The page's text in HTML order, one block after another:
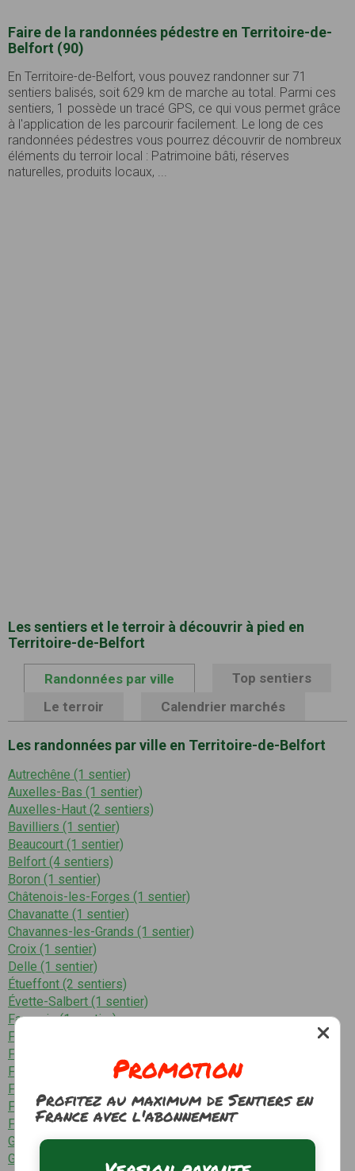
Faire de la randonnées pédestre en Territoire-de-
Belfort (90)
En Territoire-de-Belfort, vous pouvez randonner sur 71
sentiers balisés, soit 629 km de marche au total. Parmi ces
sentiers, 1 possède un tracé GPS, ce qui vous permet grâce
à l'application de les parcourir facilement. Le long de ces
randonnées pédestres vous pourrez découvrir de nombreux
éléments du terroir local : Patrimoine bâti, réserves
naturelles, produits locaux, ...
Les sentiers et le terroir à découvrir à pied en
Territoire-de-Belfort
Randonnées par ville
Top sentiers
Le terroir
Calendrier marchés
Les randonnées par ville en Territoire-de-Belfort
Autrechêne (1 sentier)
Auxelles-Bas (1 sentier)
Auxelles-Haut (2 sentiers)
Bavilliers (1 sentier)
Beaucourt (1 sentier)
Belfort (4 sentiers)
Boron (1 sentier)
Châtenois-les-Forges (1 sentier)
Chavanatte (1 sentier)
Chavannes-les-Grands (1 sentier)
Croix (1 sentier)
Delle (1 sentier)
Étueffont (2 sentiers)
Évette-Salbert (1 sentier)
Faverois (1 sentier)
Fêche-l'Église (1 sentier)
Felon (2 sentiers)
Florimont (1 sentier)
Fontaine (1 sentier)
Frais (1 sentier)
Froidefontaine (1 sentier)
Giromagny (3 sentiers)
Grandvillars (1 sentier)
Promotion
Profitez au maximum de Sentiers en
France avec l'abonnement